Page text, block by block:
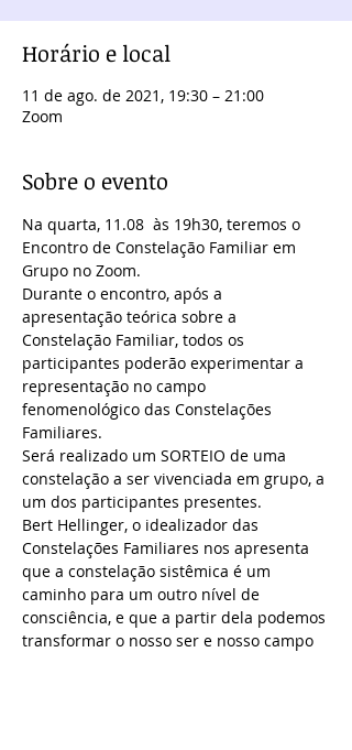
Horário e local
11 de ago. de 2021, 19:30 – 21:00
Zoom
Sobre o evento
Na quarta, 11.08  às 19h30, teremos o
Encontro de Constelação Familiar em
Grupo no Zoom.
Durante o encontro, após a
apresentação teórica sobre a
Constelação Familiar, todos os
participantes poderão experimentar a
representação no campo
fenomenológico das Constelações
Familiares.
Será realizado um SORTEIO de uma
constelação a ser vivenciada em grupo, a
um dos participantes presentes.
Bert Hellinger, o idealizador das
Constelações Familiares nos apresenta
que a constelação sistêmica é um
caminho para um outro nível de
consciência, e que a partir dela podemos
transformar o nosso ser e nosso campo